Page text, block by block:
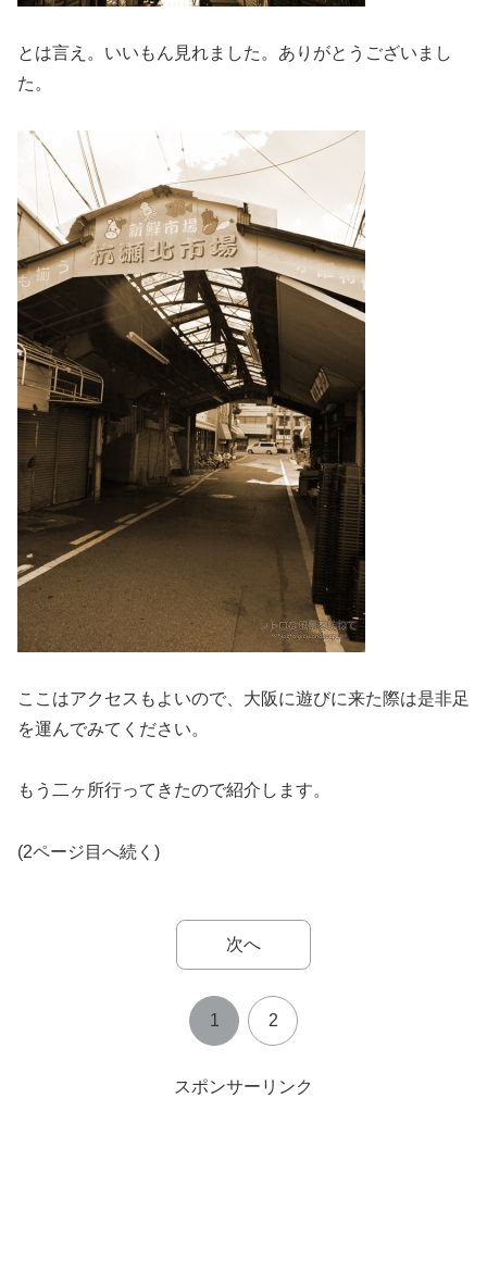
とは言え。いいもん見れました。ありがとうございまし
た。
ここはアクセスもよいので、大阪に遊びに来た際は是非足
を運んでみてください。
もう二ヶ所行ってきたので紹介します。
(2ページ目へ続く)
次へ
1 2
スポンサーリンク